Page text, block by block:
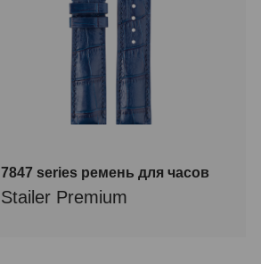
7847 series ремень для часов
Stailer Premium